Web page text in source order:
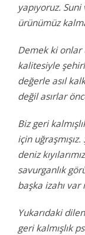
yapıyoruz.
ürünümüz
Demek ki
kalitesiyle
değerle asıl
değil asırlar
Biz geri
için
deniz
savurganlık
başka izahı var
Yukarıdaki
geri kalmışlık